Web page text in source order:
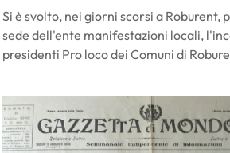
Si è svolto, nei giorni scorsi a Roburent,
sede dell'ente manifestazioni locali,
presidenti Pro loco dei Comuni di